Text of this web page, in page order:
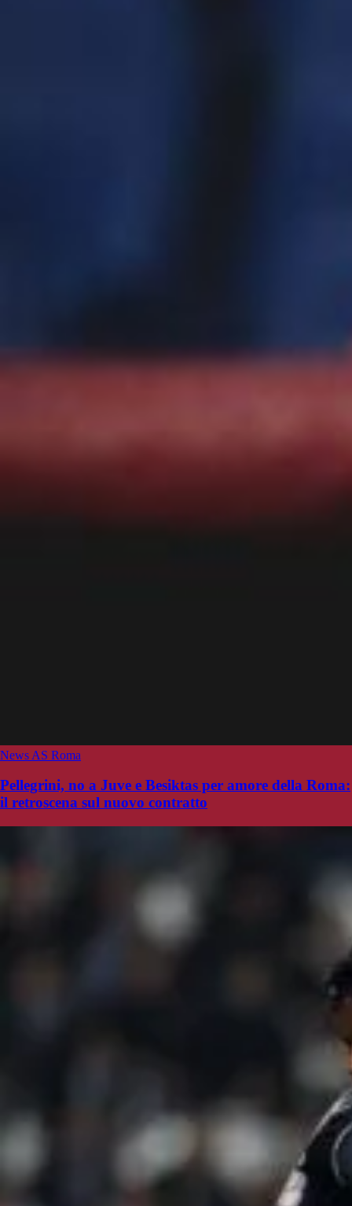
News AS Roma
Pellegrini, no a Juve e Besiktas per amore della Roma:
il retroscena sul nuovo contratto